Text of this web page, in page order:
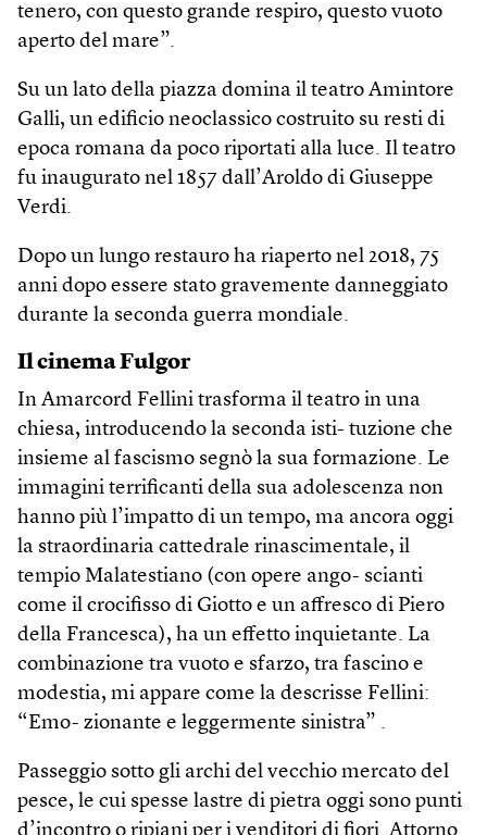
tenero, con questo grande respiro, questo vuoto
aperto del mare”.
Su un lato della piazza domina il teatro Amintore
Galli, un edificio neoclassico costruito su resti di
epoca romana da poco riportati alla luce. Il teatro
fu inaugurato nel 1857 dall’Aroldo di Giuseppe
Verdi.
Dopo un lungo restauro ha riaperto nel 2018, 75
anni dopo essere stato gravemente danneggiato
durante la seconda guerra mondiale.
Il cinema Fulgor
In Amarcord Fellini trasforma il teatro in una
chiesa, introducendo la seconda isti- tuzione che
insieme al fascismo segnò la sua formazione. Le
immagini terrificanti della sua adolescenza non
hanno più l’impatto di un tempo, ma ancora oggi
la straordinaria cattedrale rinascimentale, il
tempio Malatestiano (con opere ango- scianti
come il crocifisso di Giotto e un affresco di Piero
della Francesca), ha un effetto inquietante. La
combinazione tra vuoto e sfarzo, tra fascino e
modestia, mi appare come la descrisse Fellini:
“Emo- zionante e leggermente sinistra” .
Passeggio sotto gli archi del vecchio mercato del
pesce, le cui spesse lastre di pietra oggi sono punti
d’incontro o ripiani per i venditori di fiori. Attorno